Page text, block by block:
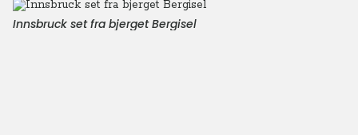
Innsbruck set fra bjerget Bergisel